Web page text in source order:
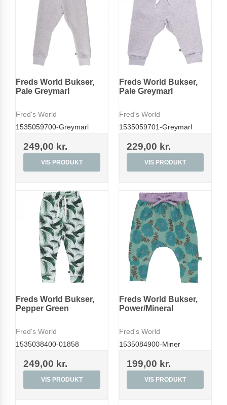
Freds World Bukser,
Pale Greymarl
Fred's World
1535059700-Greymarl
249,00 kr.
VIS PRODUKT
Freds World Bukser,
Pale Greymarl
Fred's World
1535059701-Greymarl
229,00 kr.
VIS PRODUKT
Freds World Bukser,
Pepper Green
Fred's World
1535038400-01858
249,00 kr.
VIS PRODUKT
Freds World Bukser,
Power/Mineral
Fred's World
1535084900-Miner
199,00 kr.
VIS PRODUKT